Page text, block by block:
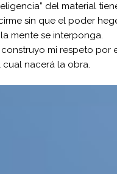
del material
sin que el poder
mente se interponga.
construyo mi respeto por
cual nacerá la obra.